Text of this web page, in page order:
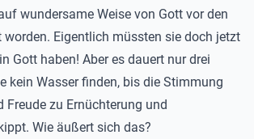
wundersame Weise von Gott vor den
worden. Eigentlich müssten sie doch jetzt
Gott haben! Aber es dauert nur drei
kein Wasser finden, bis die Stimmung
Freude zu Ernüchterung und
Wie äußert sich das?